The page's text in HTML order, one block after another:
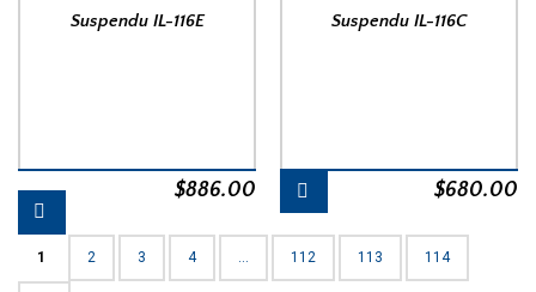
Suspendu IL-116E
$886.00
Suspendu IL-116C
$680.00
1 2 3 4 … 112 113 114